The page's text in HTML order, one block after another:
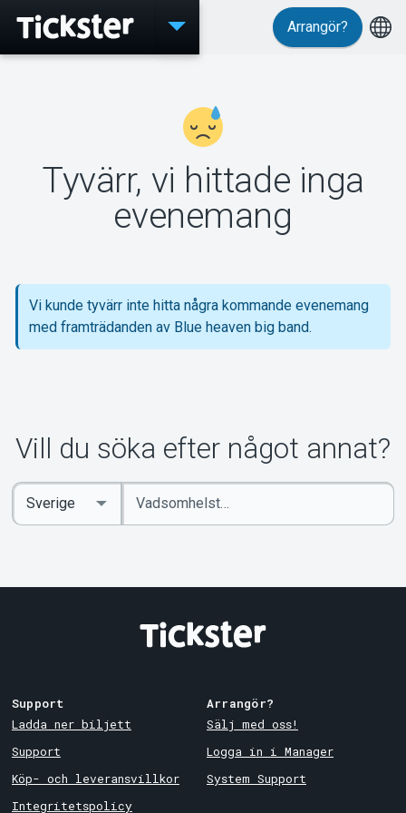
Evenemang
MyTickster
Support
Arrangör?
Tyvärr, vi hittade inga
evenemang
Vi kunde tyvärr inte hitta några kommande evenemang
med framträdanden av Blue heaven big band.
Vill du söka efter något annat?
Ange
sökord
Select
Country
Support
Ladda ner biljett
Support
Köp- och leveransvillkor
Integritetspolicy
Arrangör?
Sälj med oss!
Logga in i Manager
System Support